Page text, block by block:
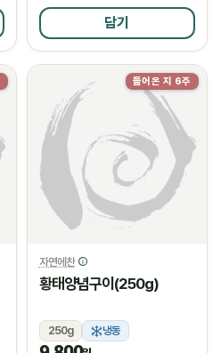
담기
들어온 지 6주
자연에찬
황태양념구이(250g)
250g 냉동